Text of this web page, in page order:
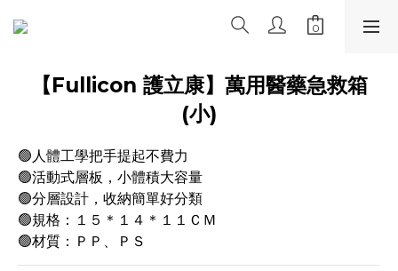
【Fullicon 護立康】萬用醫藥急救箱
(小)
🟢人體工學把手提起不費力
🟢活動式層板，小體積大容量
🟢分層設計，收納簡單好分類
🟢規格：１５＊１４＊１１ＣＭ
🟢材質：ＰＰ、ＰＳ